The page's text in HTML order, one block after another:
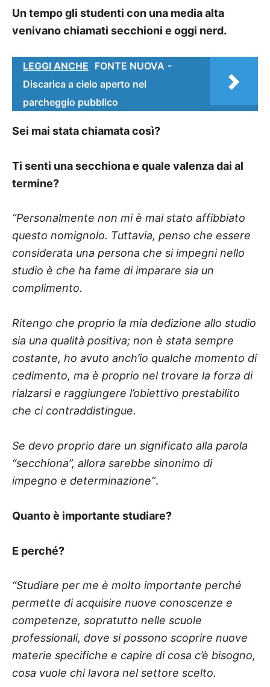
Un tempo gli studenti con una media alta
venivano chiamati secchioni e oggi nerd.
LEGGI ANCHE FONTE NUOVA -
Discarica a cielo aperto nel
parcheggio pubblico
Sei mai stata chiamata così?
Ti senti una secchiona e quale valenza dai al
termine?
“Personalmente non mi è mai stato affibbiato
questo nomignolo. Tuttavia, penso che essere
considerata una persona che si impegni nello
studio è che ha fame di imparare sia un
complimento.
Ritengo che proprio la mia dedizione allo studio
sia una qualità positiva; non è stata sempre
costante, ho avuto anch’io qualche momento di
cedimento, ma è proprio nel trovare la forza di
rialzarsi e raggiungere l’obiettivo prestabilito
che ci contraddistingue.
Se devo proprio dare un significato alla parola
“secchiona”, allora sarebbe sinonimo di
impegno e determinazione”.
Quanto è importante studiare?
E perché?
“Studiare per me è molto importante perché
permette di acquisire nuove conoscenze e
competenze, sopratutto nelle scuole
professionali, dove si possono scoprire nuove
materie specifiche e capire di cosa c’è bisogno,
cosa vuole chi lavora nel settore scelto.